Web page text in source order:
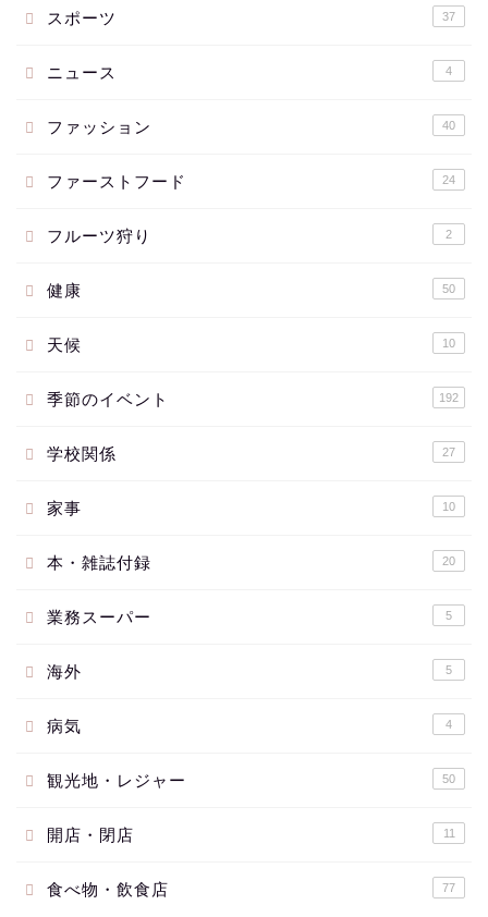
スポーツ 37
ニュース 4
ファッション 40
ファーストフード 24
フルーツ狩り 2
健康 50
天候 10
季節のイベント 192
学校関係 27
家事 10
本・雑誌付録 20
業務スーパー 5
海外 5
病気 4
観光地・レジャー 50
開店・閉店 11
食べ物・飲食店 77